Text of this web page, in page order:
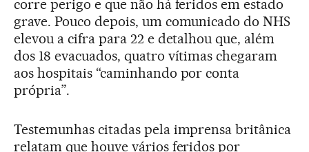
corre perigo e que não há feridos em estado
grave. Pouco depois, um comunicado do NHS
elevou a cifra para 22 e detalhou que, além
dos 18 evacuados, quatro vítimas chegaram
aos hospitais “caminhando por conta
própria”.
Testemunhas citadas pela imprensa britânica
relatam que houve vários feridos por